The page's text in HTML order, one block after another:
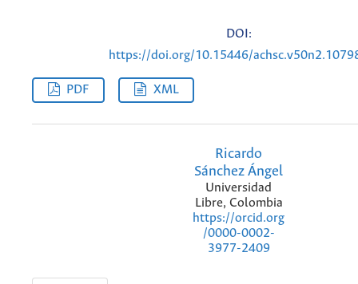
DOI:
https://doi.org/10.15446/
PDF XML
Ricardo
Sánchez Ángel
Universidad
Libre, Colombia
https://orcid.org
/0000-0002-
3977-2409